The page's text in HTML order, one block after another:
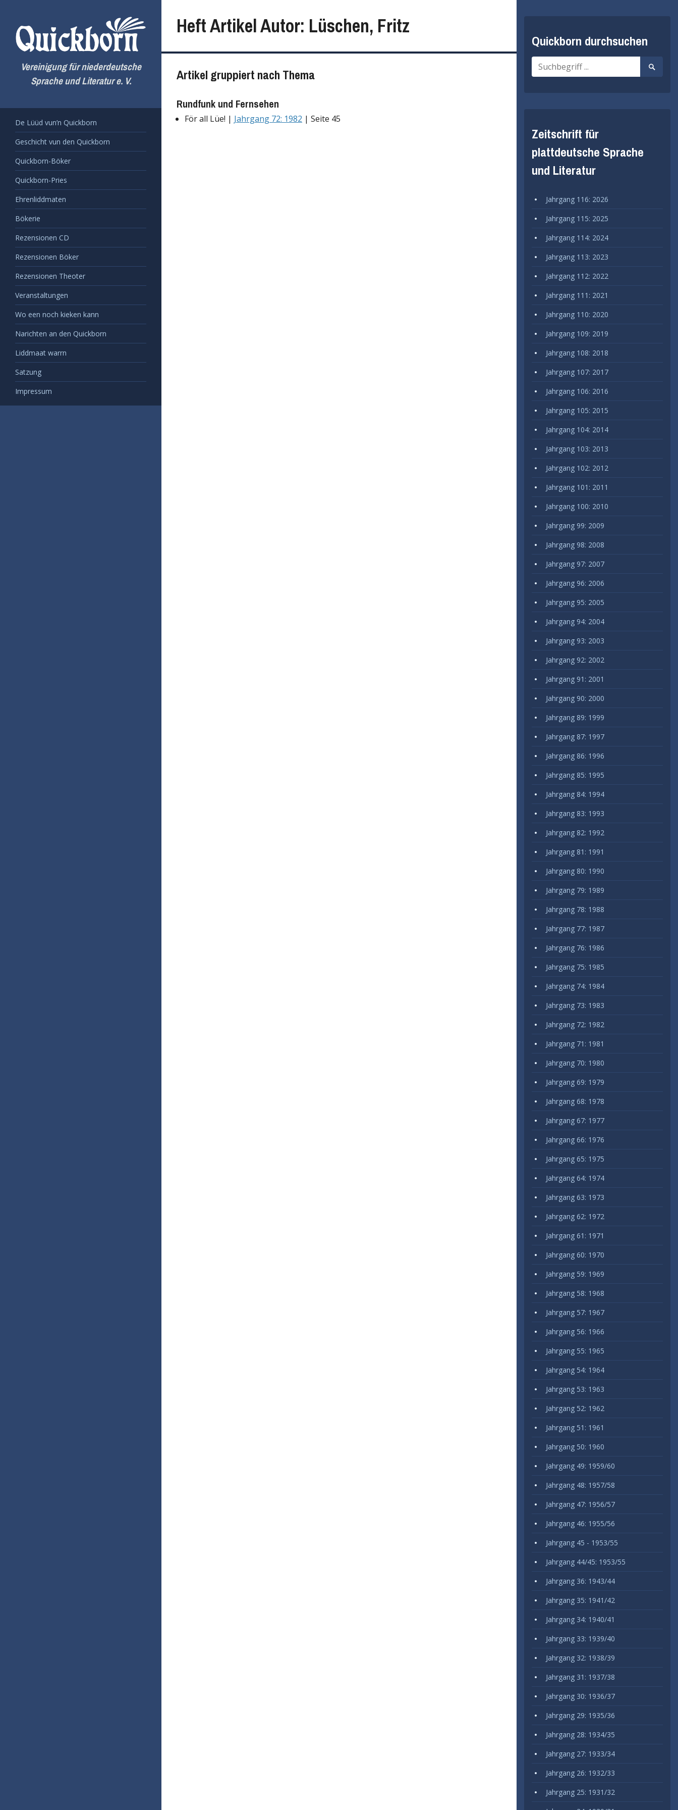
springen
Vereinigung für niederdeutsche
Sprache und Literatur e. V.
De Lüüd vun’n Quickborn
Geschicht vun den Quickborn
Quickborn-Böker
Quickborn-Pries
Ehrenliddmaten
Bökerie
Rezensionen CD
Rezensionen Böker
Rezensionen Theoter
Veranstaltungen
Wo een noch kieken kann
Narichten an den Quickborn
Liddmaat warrn
Satzung
Impressum
Heft Artikel Autor: Lüschen, Fritz
Artikel gruppiert nach Thema
Rundfunk und Fernsehen
För all Lüe! | Jahrgang 72: 1982 | Seite 45
Quickborn durchsuchen
Suche
nach:
Suche
starten
Zeitschrift für
plattdeutsche Sprache
und Literatur
Jahrgang 116: 2026
Jahrgang 115: 2025
Jahrgang 114: 2024
Jahrgang 113: 2023
Jahrgang 112: 2022
Jahrgang 111: 2021
Jahrgang 110: 2020
Jahrgang 109: 2019
Jahrgang 108: 2018
Jahrgang 107: 2017
Jahrgang 106: 2016
Jahrgang 105: 2015
Jahrgang 104: 2014
Jahrgang 103: 2013
Jahrgang 102: 2012
Jahrgang 101: 2011
Jahrgang 100: 2010
Jahrgang 99: 2009
Jahrgang 98: 2008
Jahrgang 97: 2007
Jahrgang 96: 2006
Jahrgang 95: 2005
Jahrgang 94: 2004
Jahrgang 93: 2003
Jahrgang 92: 2002
Jahrgang 91: 2001
Jahrgang 90: 2000
Jahrgang 89: 1999
Jahrgang 87: 1997
Jahrgang 86: 1996
Jahrgang 85: 1995
Jahrgang 84: 1994
Jahrgang 83: 1993
Jahrgang 82: 1992
Jahrgang 81: 1991
Jahrgang 80: 1990
Jahrgang 79: 1989
Jahrgang 78: 1988
Jahrgang 77: 1987
Jahrgang 76: 1986
Jahrgang 75: 1985
Jahrgang 74: 1984
Jahrgang 73: 1983
Jahrgang 72: 1982
Jahrgang 71: 1981
Jahrgang 70: 1980
Jahrgang 69: 1979
Jahrgang 68: 1978
Jahrgang 67: 1977
Jahrgang 66: 1976
Jahrgang 65: 1975
Jahrgang 64: 1974
Jahrgang 63: 1973
Jahrgang 62: 1972
Jahrgang 61: 1971
Jahrgang 60: 1970
Jahrgang 59: 1969
Jahrgang 58: 1968
Jahrgang 57: 1967
Jahrgang 56: 1966
Jahrgang 55: 1965
Jahrgang 54: 1964
Jahrgang 53: 1963
Jahrgang 52: 1962
Jahrgang 51: 1961
Jahrgang 50: 1960
Jahrgang 49: 1959/60
Jahrgang 48: 1957/58
Jahrgang 47: 1956/57
Jahrgang 46: 1955/56
Jahrgang 45 - 1953/55
Jahrgang 44/45: 1953/55
Jahrgang 36: 1943/44
Jahrgang 35: 1941/42
Jahrgang 34: 1940/41
Jahrgang 33: 1939/40
Jahrgang 32: 1938/39
Jahrgang 31: 1937/38
Jahrgang 30: 1936/37
Jahrgang 29: 1935/36
Jahrgang 28: 1934/35
Jahrgang 27: 1933/34
Jahrgang 26: 1932/33
Jahrgang 25: 1931/32